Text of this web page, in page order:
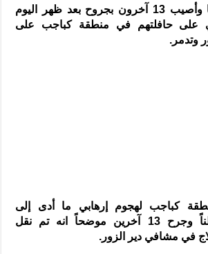
استشهد 25 مواطنا وأصيب 13 آخرون بجروح بعد ظهر اليوم
على حافلتهم في منطقة كباجب على
وتدمر.
كباجب لهجوم إرهابي ما أدى إلى
استشهاد 25 مواطناً وجرح 13 آخرين موضحاً انه تم نقل
في مشافي دير الزور.